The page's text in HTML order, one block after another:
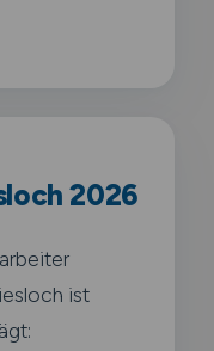
2026
ist